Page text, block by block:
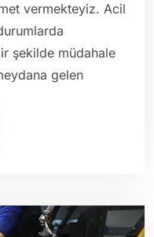
vermekteyiz. Acil
şekilde müdahale
gelen